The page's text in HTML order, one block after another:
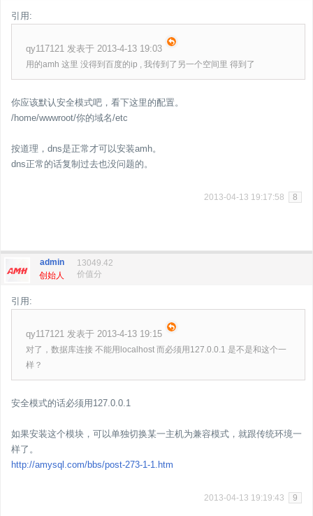
引用:
qy117121 发表于 2013-4-13 19:03
用的amh 这里 没得到百度的ip , 我传到了另一个空间里 得到了
你应该默认安全模式吧，看下这里的配置。
/home/wwwroot/你的域名/etc
按道理，dns是正常才可以安装amh。
dns正常的话复制过去也没问题的。
2013-04-13 19:17:58 8
admin
创始人
13049.42
价值分
引用:
qy117121 发表于 2013-4-13 19:15
对了，数据库连接 不能用localhost 而必须用127.0.0.1 是不是和这个一
样？
安全模式的话必须用127.0.0.1
如果安装这个模块，可以单独切换某一主机为兼容模式，就跟传统环境一
样了。
http://amysql.com/bbs/post-273-1-1.htm
2013-04-13 19:19:43 9